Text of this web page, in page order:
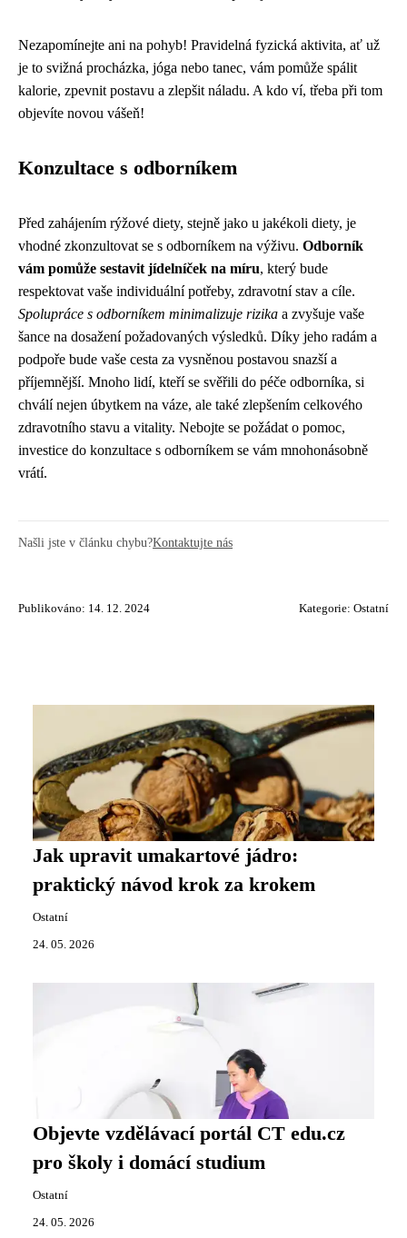
Nezapomínejte ani na pohyb! Pravidelná fyzická aktivita, ať už
je to svižná procházka, jóga nebo tanec, vám pomůže spálit
kalorie, zpevnit postavu a zlepšit náladu. A kdo ví, třeba při tom
objevíte novou vášeň!
Konzultace s odborníkem
Před zahájením rýžové diety, stejně jako u jakékoli diety, je
vhodné zkonzultovat se s odborníkem na výživu. Odborník
vám pomůže sestavit jídelníček na míru, který bude
respektovat vaše individuální potřeby, zdravotní stav a cíle.
Spolupráce s odborníkem minimalizuje rizika a zvyšuje vaše
šance na dosažení požadovaných výsledků. Díky jeho radám a
podpoře bude vaše cesta za vysněnou postavou snazší a
příjemnější. Mnoho lidí, kteří se svěřili do péče odborníka, si
chválí nejen úbytkem na váze, ale také zlepšením celkového
zdravotního stavu a vitality. Nebojte se požádat o pomoc,
investice do konzultace s odborníkem se vám mnohonásobně
vrátí.
Našli jste v článku chybu?Kontaktujte nás
Publikováno: 14. 12. 2024 Kategorie: Ostatní
Jak upravit umakartové jádro:
praktický návod krok za krokem
Ostatní
24. 05. 2026
Objevte vzdělávací portál CT edu.cz
pro školy i domácí studium
Ostatní
24. 05. 2026